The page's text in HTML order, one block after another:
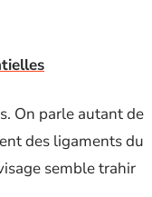
On parle autant de
des ligaments du
semble trahir